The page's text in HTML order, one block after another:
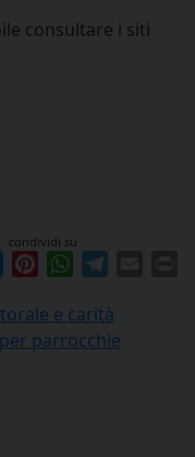
consultare i siti
condividi su
Messenger
PinterestWhatsApp
e carità
parrocchie